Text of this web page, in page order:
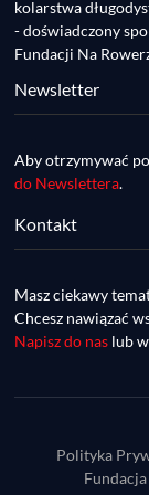
Poland
- zaprasza
kolarstwa
- doświadczony
Fundacji Na
Newsletter
Aby otrzymywać
do Newslettera.
Kontakt
Masz ciekawy
Chcesz nawiązać
Napisz do nas lub
Polityka